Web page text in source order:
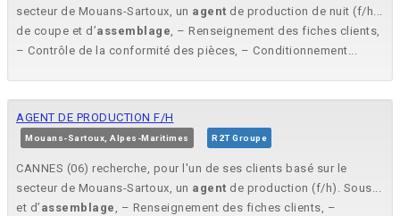
secteur de Mouans-Sartoux, un agent de production de nuit (f/h...
de coupe et d’assemblage, – Renseignement des fiches clients,
– Contrôle de la conformité des pièces, – Conditionnement...
AGENT DE PRODUCTION F/H
Mouans-Sartoux, Alpes-Maritimes R2T Groupe
CANNES (06) recherche, pour l'un de ses clients basé sur le
secteur de Mouans-Sartoux, un agent de production (f/h). Sous...
et d’ assemblage, – Renseignement des fiches clients, –